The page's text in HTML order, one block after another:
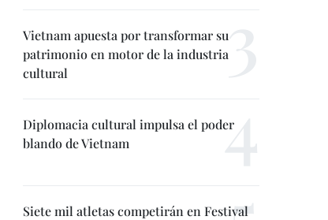
Vietnam apuesta por transformar su
patrimonio en motor de la industria
cultural
Diplomacia cultural impulsa el poder
blando de Vietnam
Siete mil atletas competirán en Festival